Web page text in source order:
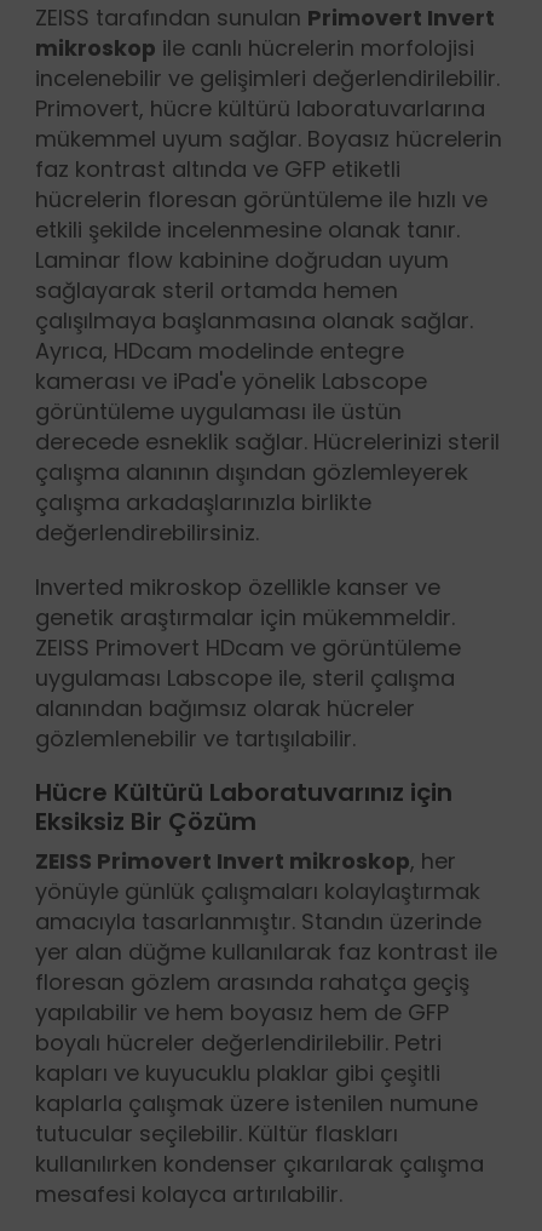
ZEISS tarafından sunulan Primovert Invert
mikroskop ile canlı hücrelerin mor­folojisi
incelenebilir ve gelişimleri değerlendirilebilir.
Primovert, hücre kültürü laboratuvarlarına
mükemmel uyum sağlar. Boyasız hücrelerin
faz kontrast altında ve GFP etiketli
hücrelerin floresan görüntüleme ile hızlı ve
etkili şekilde incelenmesine olanak tanır.
Laminar flow kabinine doğrudan uyum
sağlayarak steril ortamda hemen
çalışılmaya başlanmasına olanak sağlar.
Ayrıca, HDcam modelinde entegre
kamerası ve iPad'e yönelik Labscope
görüntüleme uygulaması ile üstün
derecede esneklik sağlar. Hücrelerinizi steril
çalışma alanının dışından gözlemleyerek
çalışma arkadaşlarınızla birlikte
değerlendirebilirsiniz.
Inverted mikroskop özellikle kanser ve
genetik araştırmalar için mükemmeldir.
ZEISS Primovert HDcam ve görüntüleme
uygulaması Labscope ile, steril çalışma
alanından bağımsız olarak hücreler
gözlemlenebilir ve tartışılabilir.
Hücre Kültürü Laboratuvarınız için
Eksiksiz Bir Çözüm
ZEISS Primovert Invert mikroskop, her
yönüyle günlük çalışmaları kolaylaştırmak
amacıyla tasarlanmıştır. Standın üzerinde
yer alan düğme kullanılarak faz kontrast ile
floresan gözlem arasında rahatça geçiş
yapılabilir ve hem boyasız hem de GFP
boyalı hücreler değerlendirilebilir. Petri
kapları ve kuyucuklu plaklar gibi çeşitli
kaplarla çalışmak üzere istenilen numune
tutucular seçilebilir. Kültür flaskları
kullanılırken kondenser çıkarılarak çalışma
mesafesi kolayca artırılabilir.